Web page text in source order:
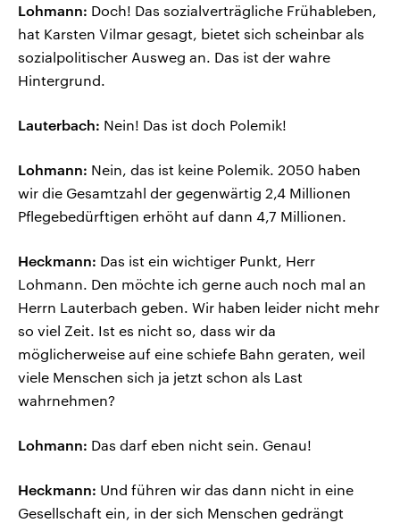
Lohmann: Doch! Das sozialverträgliche Frühableben,
hat Karsten Vilmar gesagt, bietet sich scheinbar als
sozialpolitischer Ausweg an. Das ist der wahre
Hintergrund.
Lauterbach: Nein! Das ist doch Polemik!
Lohmann: Nein, das ist keine Polemik. 2050 haben
wir die Gesamtzahl der gegenwärtig 2,4 Millionen
Pflegebedürftigen erhöht auf dann 4,7 Millionen.
Heckmann: Das ist ein wichtiger Punkt, Herr
Lohmann. Den möchte ich gerne auch noch mal an
Herrn Lauterbach geben. Wir haben leider nicht mehr
so viel Zeit. Ist es nicht so, dass wir da
möglicherweise auf eine schiefe Bahn geraten, weil
viele Menschen sich ja jetzt schon als Last
wahrnehmen?
Lohmann: Das darf eben nicht sein. Genau!
Heckmann: Und führen wir das dann nicht in eine
Gesellschaft ein, in der sich Menschen gedrängt